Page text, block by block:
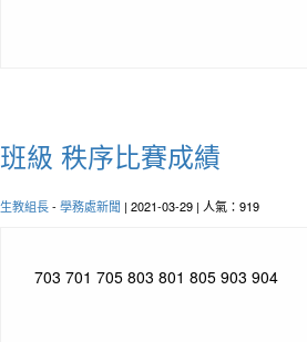
班級 秩序比賽成績
生教組長- 學務處新聞 | 2021-03-29 | 人氣：919
703 701 705 803 801 805 903 904